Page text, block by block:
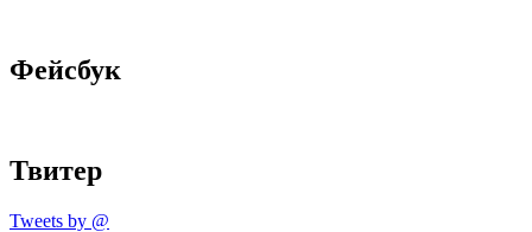
Фейсбук
Твитер
Tweets by @